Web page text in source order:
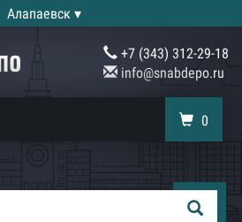
Алапаевск ▾
+7 (343) 312-29-18
info@snabdepo.ru
0